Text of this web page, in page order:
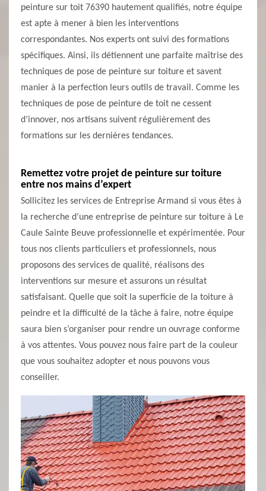
peinture sur toit 76390 hautement qualifiés, notre équipe
est apte à mener à bien les interventions
correspondantes. Nos experts ont suivi des formations
spécifiques. Ainsi, ils détiennent une parfaite maîtrise des
techniques de pose de peinture sur toiture et savent
manier à la perfection leurs outils de travail. Comme les
techniques de pose de peinture de toit ne cessent
d’innover, nos artisans suivent régulièrement des
formations sur les dernières tendances.
Remettez votre projet de peinture sur toiture
entre nos mains d’expert
Sollicitez les services de Entreprise Armand si vous êtes à
la recherche d’une entreprise de peinture sur toiture à Le
Caule Sainte Beuve professionnelle et expérimentée. Pour
tous nos clients particuliers et professionnels, nous
proposons des services de qualité, réalisons des
interventions sur mesure et assurons un résultat
satisfaisant. Quelle que soit la superficie de la toiture à
peindre et la difficulté de la tâche à faire, notre équipe
saura bien s’organiser pour rendre un ouvrage conforme
à vos attentes. Vous pouvez nous faire part de la couleur
que vous souhaitez adopter et nous pouvons vous
conseiller.